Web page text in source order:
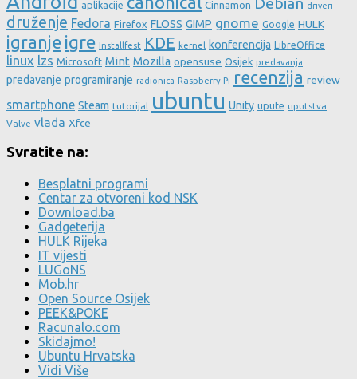
aplikacije Cinnamon driveri
druženje Fedora Firefox FLOSS GIMP gnome Google HULK
igranje igre Installfest KDE kernel konferencija LibreOffice
linux lzs Microsoft Mint Mozilla opensuse Osijek predavanja
predavanje programiranje radionica Raspberry Pi recenzija review
smartphone Steam tutorijal ubuntu Unity upute uputstva
Valve vlada Xfce
Svratite na:
Besplatni programi
Centar za otvoreni kod NSK
Download.ba
Gadgeterija
HULK Rijeka
IT vijesti
LUGoNS
Mob.hr
Open Source Osijek
PEEK&POKE
Racunalo.com
Skidajmo!
Ubuntu Hrvatska
Vidi Više